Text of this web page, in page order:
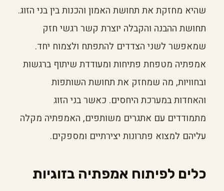
שהיא מחזקת את תחושת האמון והכנות בין בני הזוג.
תחושת ההבנה והקבלה יוצרת קשר רגשי חזק
שמאפשר לשני הצדדים להתפתח ולצמוח יחד.
אמפתיה מטפחת פתיחות ומעודדת שיתוף ברגשות
ובחוויות, מה שמחזק את תחושת השותפות
והאחדות במערכת היחסים. כאשר בני הזוג
מתמודדים עם אתגרים משותפים, האמפתיה מקלה
עליהם למצוא פתרונות יצירתיים ומספקים.
כלים לפיתוח אמפתיה בזוגיות